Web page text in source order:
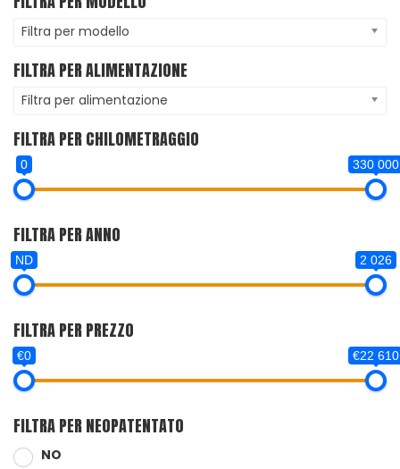
Filtra per modello
FILTRA PER ALIMENTAZIONE
Filtra per alimentazione
FILTRA PER CHILOMETRAGGIO
0 330 000
FILTRA PER ANNO
ND 2 026
FILTRA PER PREZZO
€0 €22 610
FILTRA PER NEOPATENTATO
NO